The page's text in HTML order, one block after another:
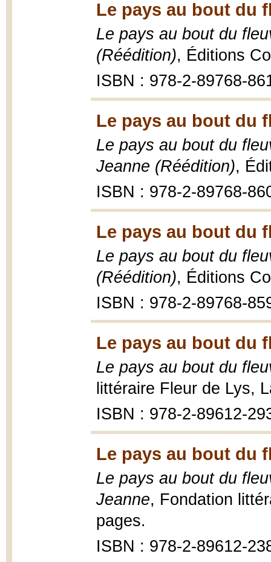
Le pays au bout du
Le pays au bout du
(Réédition), Éditions
ISBN : 978-2-89768-
Le pays au bout du
Le pays au bout du
Jeanne (Réédition),
ISBN : 978-2-89768-
Le pays au bout du
Le pays au bout du
(Réédition), Éditions
ISBN : 978-2-89768-
Le pays au bout du
Le pays au bout du
littéraire Fleur de Lys,
ISBN : 978-2-89612-
Le pays au bout du
Le pays au bout du
Jeanne, Fondation
pages.
ISBN : 978-2-89612-